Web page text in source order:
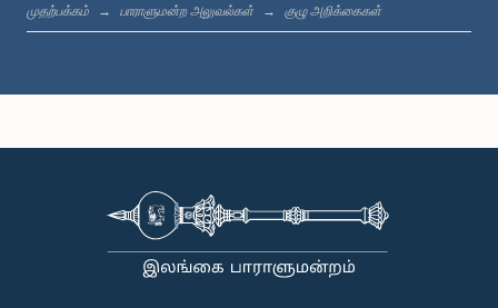
கௌரவ டீ. வீரசிங்க, பா.உ.
முதற்பக்கம் பாராளுமன்ற அலுவல்கள் குழு அறிக்கைகள்